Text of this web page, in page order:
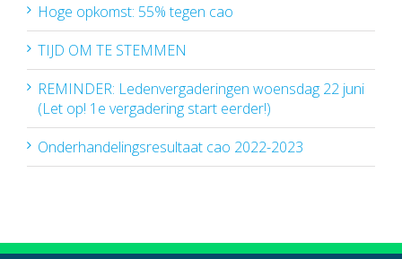
Hoge opkomst: 55% tegen cao
TIJD OM TE STEMMEN
REMINDER: Ledenvergaderingen woensdag 22 juni
(Let op! 1e vergadering start eerder!)
Onderhandelingsresultaat cao 2022-2023